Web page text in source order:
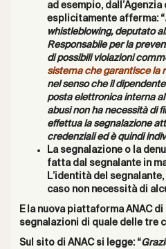
ad esempio,
esplicitamente afferma: “
whistleblowing, deputato
Responsabile per la
di possibili violazioni
sistema che garantisce la
nelsenso che il
posta elettronica interna
abusi non ha necessità di
effettua la segnalazione
credenziali ed è quindi
La segnalazione o la
fatta dal segnalante in
L’identità del
caso non necessità di
E la nuova piattaforma ANAC di
segnalazioni di quale delle tre
Sul sito di ANAC si legge: “